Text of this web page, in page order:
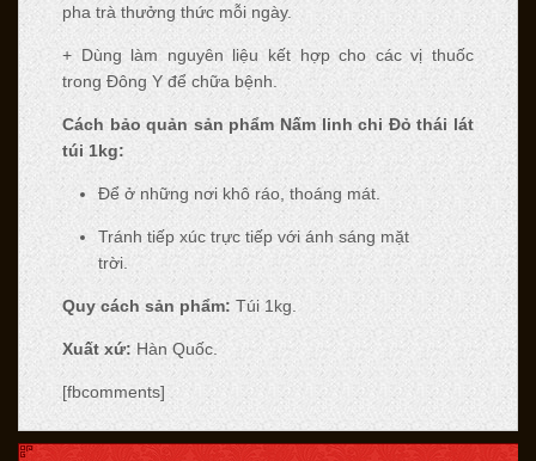
pha trà thưởng thức mỗi ngày.
+ Dùng làm nguyên liệu kết hợp cho các vị thuốc
trong Đông Y để chữa bệnh.
Cách bảo quản sản phẩm Nấm linh chi Đỏ thái lát
túi 1kg:
Để ở những nơi khô ráo, thoáng mát.
Tránh tiếp xúc trực tiếp với ánh sáng mặt
trời.
Quy cách sản phẩm: Túi 1kg.
Xuất xứ: Hàn Quốc.
[fbcomments]